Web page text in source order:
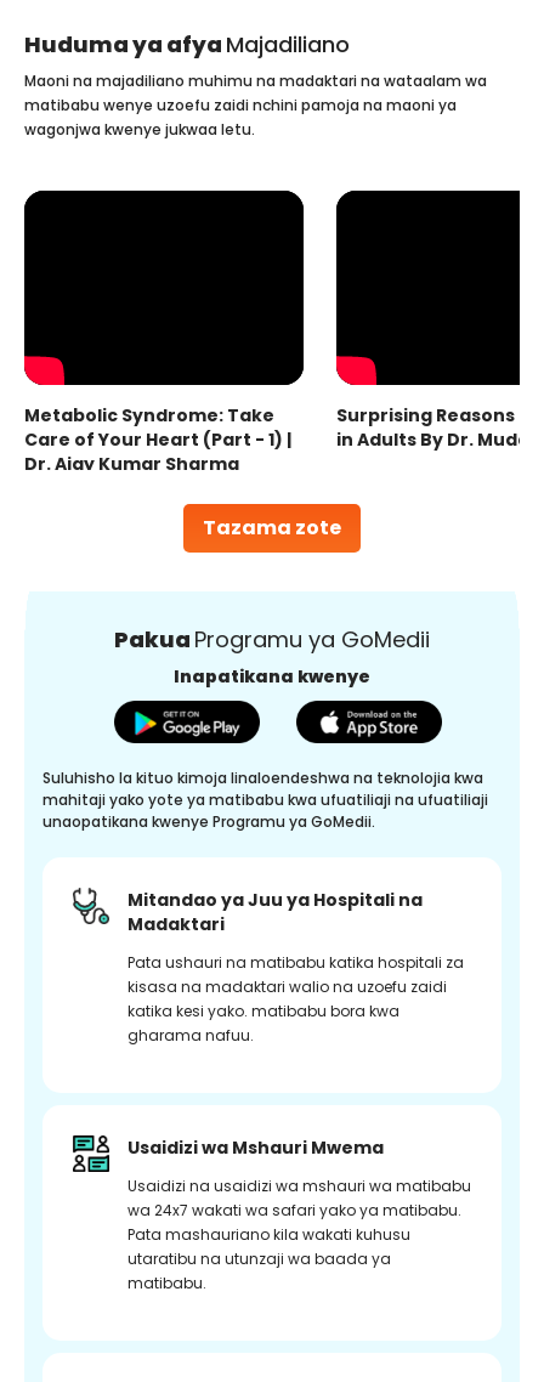
Huduma ya afya Majadiliano
Tazama zote
Maoni na majadiliano muhimu na madaktari na wataalam wa
matibabu wenye uzoefu zaidi nchini pamoja na maoni ya
wagonjwa kwenye jukwaa letu.
Metabolic Syndrome: Take
Care of Your Heart (Part - 1) |
Dr. Ajay Kumar Sharma
Surprising Reasons
in Adults By Dr.
Pakua Programu ya GoMedii
Inapatikana kwenye
Suluhisho la kituo kimoja linaloendeshwa na teknolojia kwa
mahitaji yako yote ya matibabu kwa ufuatiliaji na ufuatiliaji
unaopatikana kwenye Programu ya GoMedii.
Mitandao ya Juu ya Hospitali na
Madaktari
Pata ushauri na matibabu katika hospitali za
kisasa na madaktari walio na uzoefu zaidi
katika kesi yako. matibabu bora kwa
gharama nafuu.
Usaidizi wa Mshauri Mwema
Usaidizi na usaidizi wa mshauri wa matibabu
wa 24x7 wakati wa safari yako ya matibabu.
Pata mashauriano kila wakati kuhusu
utaratibu na utunzaji wa baada ya
matibabu.